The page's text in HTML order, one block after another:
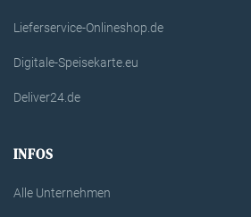
Lieferservice-Onlineshop.de
Digitale-Speisekarte.eu
Deliver24.de
INFOS
Alle Unternehmen